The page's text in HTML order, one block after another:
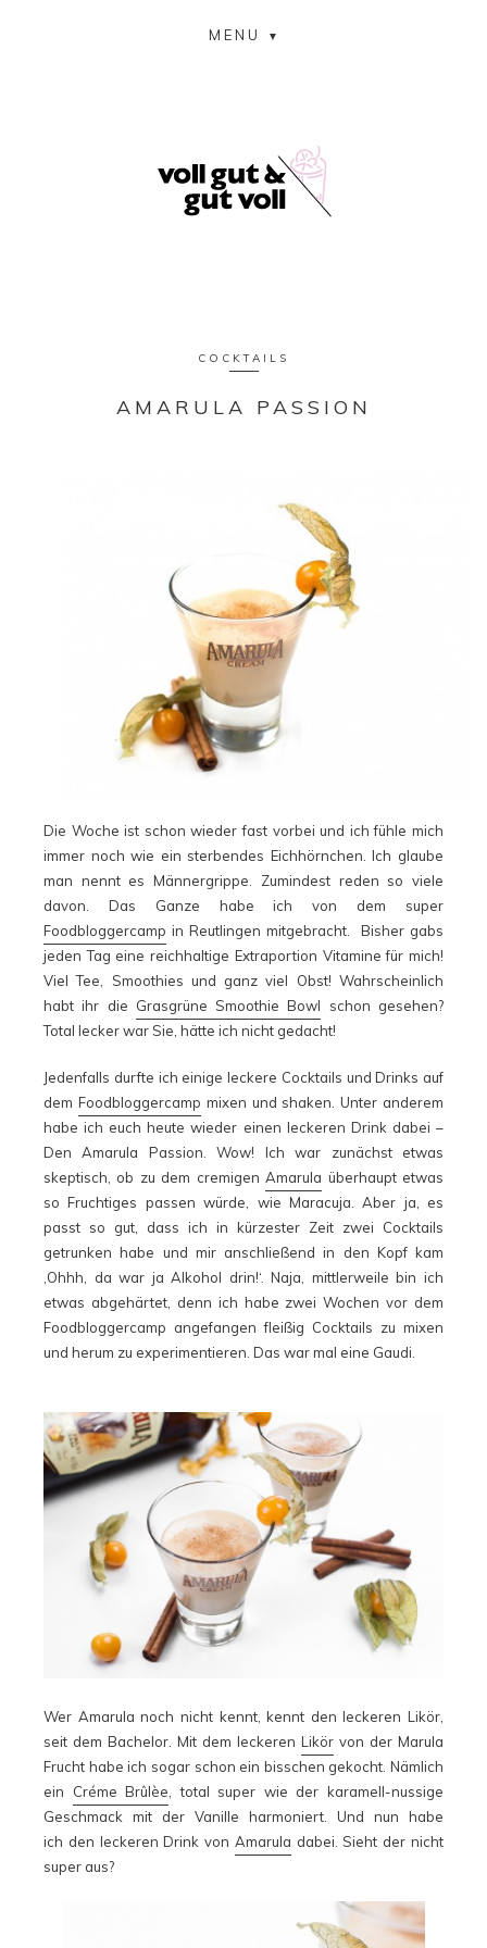
MENU
COCKTAILS
AMARULA PASSION
Die Woche ist schon wieder fast vorbei und ich fühle mich
immer noch wie ein sterbendes Eichhörnchen. Ich glaube
man nennt es Männergrippe. Zumindest reden so viele
davon. Das Ganze habe ich von dem super
Foodbloggercamp in Reutlingen mitgebracht. Bisher gabs
jeden Tag eine reichhaltige Extraportion Vitamine für mich!
Viel Tee, Smoothies und ganz viel Obst! Wahrscheinlich
habt ihr die Grasgrüne Smoothie Bowl schon gesehen?
Total lecker war Sie, hätte ich nicht gedacht!
Jedenfalls durfte ich einige leckere Cocktails und Drinks auf
dem Foodbloggercamp mixen und shaken. Unter anderem
habe ich euch heute wieder einen leckeren Drink dabei –
Den Amarula Passion. Wow! Ich war zunächst etwas
skeptisch, ob zu dem cremigenAmarula überhaupt etwas
so Fruchtiges passen würde, wie Maracuja. Aber ja, es
passt so gut, dass ich in kürzester Zeit zwei Cocktails
getrunken habe und mir anschließend in den Kopf kam
‚Ohhh, da war ja Alkohol drin!‘. Naja, mittlerweile bin ich
etwas abgehärtet, denn ich habe zwei Wochen vor dem
Foodbloggercamp angefangen fleißig Cocktails zu mixen
und herum zu experimentieren. Das war mal eine Gaudi.
Wer Amarula noch nicht kennt, kennt den leckeren Likör,
seit dem Bachelor. Mit dem leckeren Likör von der Marula
Frucht habe ich sogar schon ein bisschen gekocht. Nämlich
ein Créme Brûlèe , total super wie der karamell-nussige
Geschmack mit der Vanille harmoniert. Und nun habe
ich den leckeren Drink von Amarula dabei. Sieht der nicht
super aus?